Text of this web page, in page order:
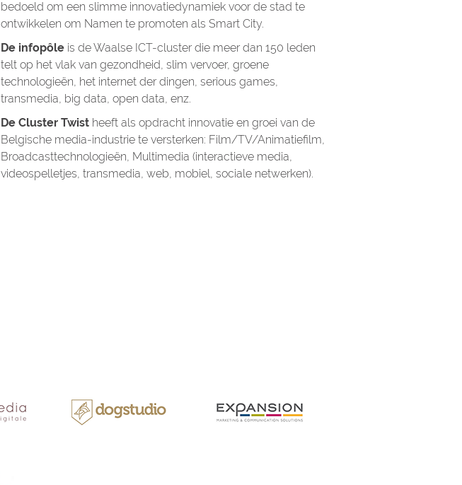
bedoeld om een slimme innovatiedynamiek voor de stad te
ontwikkelen om Namen te promoten als Smart City.
De infopôle is de Waalse ICT-cluster die meer dan 150 leden
telt op het vlak van gezondheid, slim vervoer, groene
technologieën, het internet der dingen, serious games,
transmedia, big data, open data, enz.
De Cluster Twist heeft als opdracht innovatie en groei van de
Belgische media-industrie te versterken: Film/TV/Animatiefilm,
Broadcasttechnologieën, Multimedia (interactieve media,
videospelletjes, transmedia, web, mobiel, sociale netwerken).